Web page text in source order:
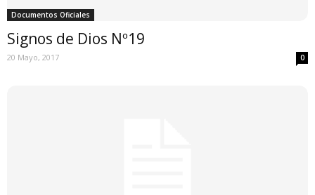
Documentos Oficiales
Signos de Dios Nº19
20 Mayo, 2017 0